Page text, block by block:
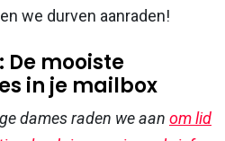
we durven aanraden!
mooiste
in je mailbox
dames raden we aan om lid